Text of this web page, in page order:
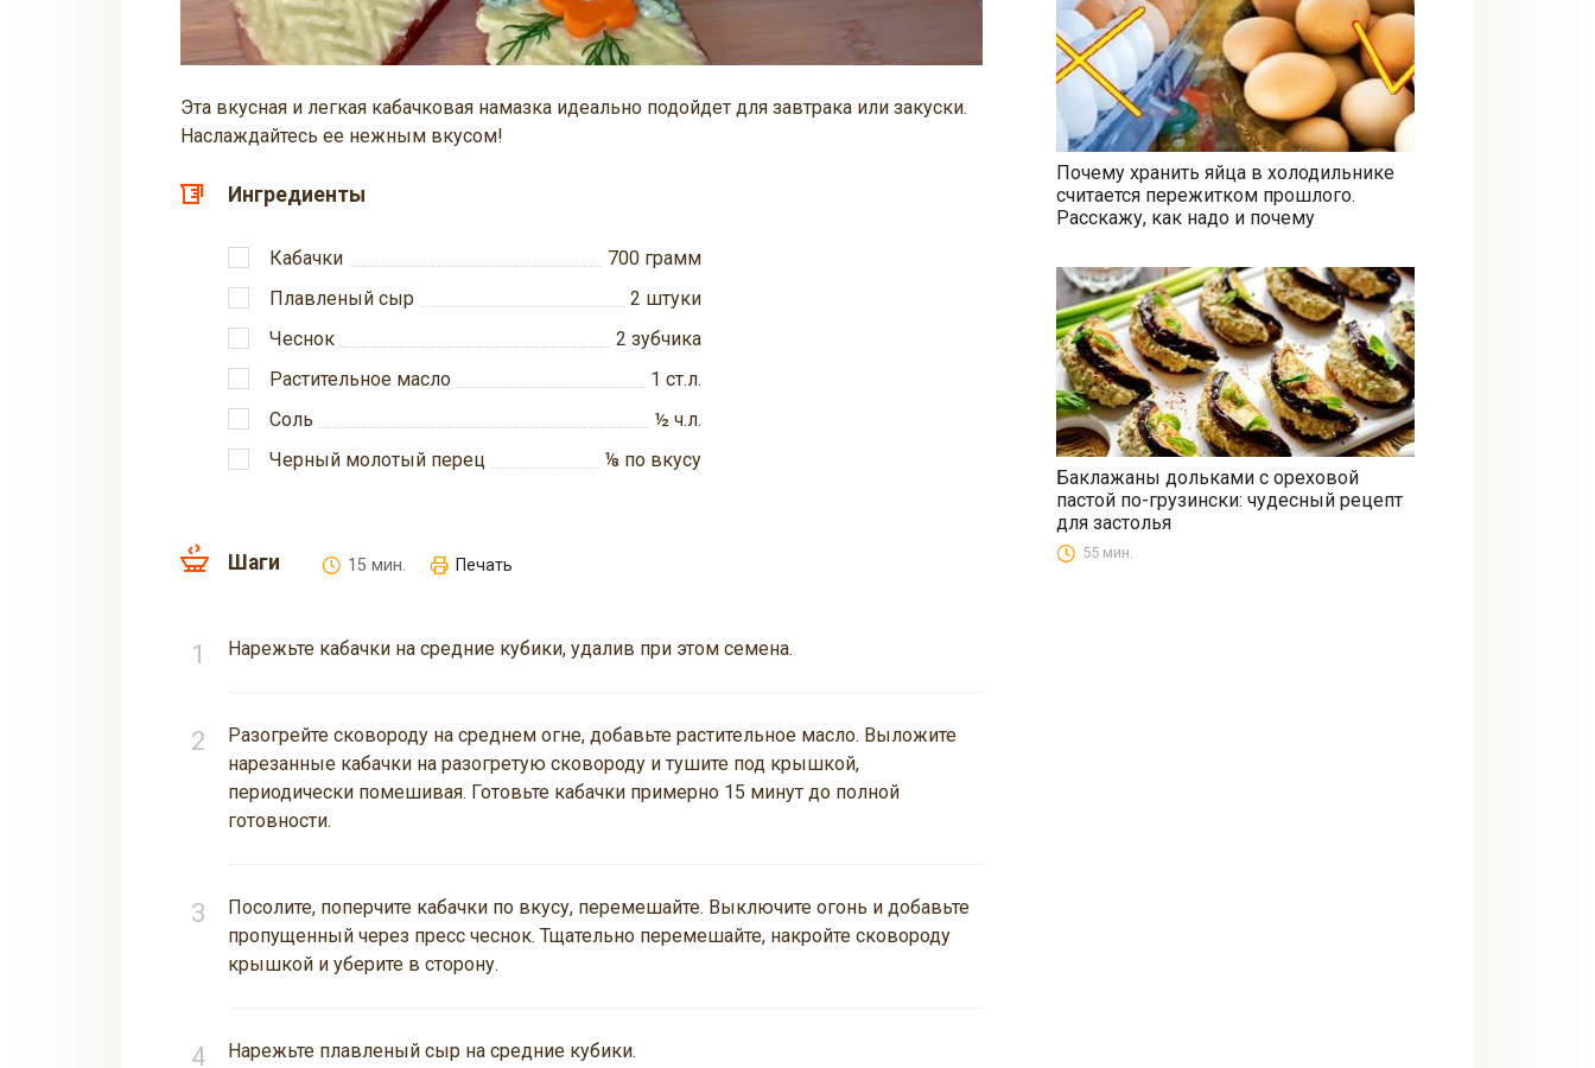
Эта вкусная и легкая кабачковая намазка идеально подойдет для завтрака или закуски.
Наслаждайтесь ее нежным вкусом!
Ингредиенты
Кабачки 700 грамм
Плавленый сыр
2 штуки
Чеснок
2 зубчика
Растительное масло
1 ст.л.
Соль
½ ч.л.
Черный молотый перец
⅛ по вкусу
Шаги 15 мин. Печать
Нарежьте кабачки на средние кубики, удалив при этом семена.
Разогрейте сковороду на среднем огне, добавьте растительное масло. Выложите
нарезанные кабачки на разогретую сковороду и тушите под крышкой,
периодически помешивая. Готовьте кабачки примерно 15 минут до полной
готовности.
Посолите, поперчите кабачки по вкусу, перемешайте. Выключите огонь и добавьте
пропущенный через пресс чеснок. Тщательно перемешайте, накройте сковороду
крышкой и уберите в сторону.
Нарежьте плавленый сыр на средние кубики.
Все
Почему хранить яйца в холодильнике
считается пережитком прошлого.
Расскажу, как надо и почему
Закуски
Баклажаны дольками с ореховой
пастой по-грузински: чудесный рецепт
для застолья
55 мин.